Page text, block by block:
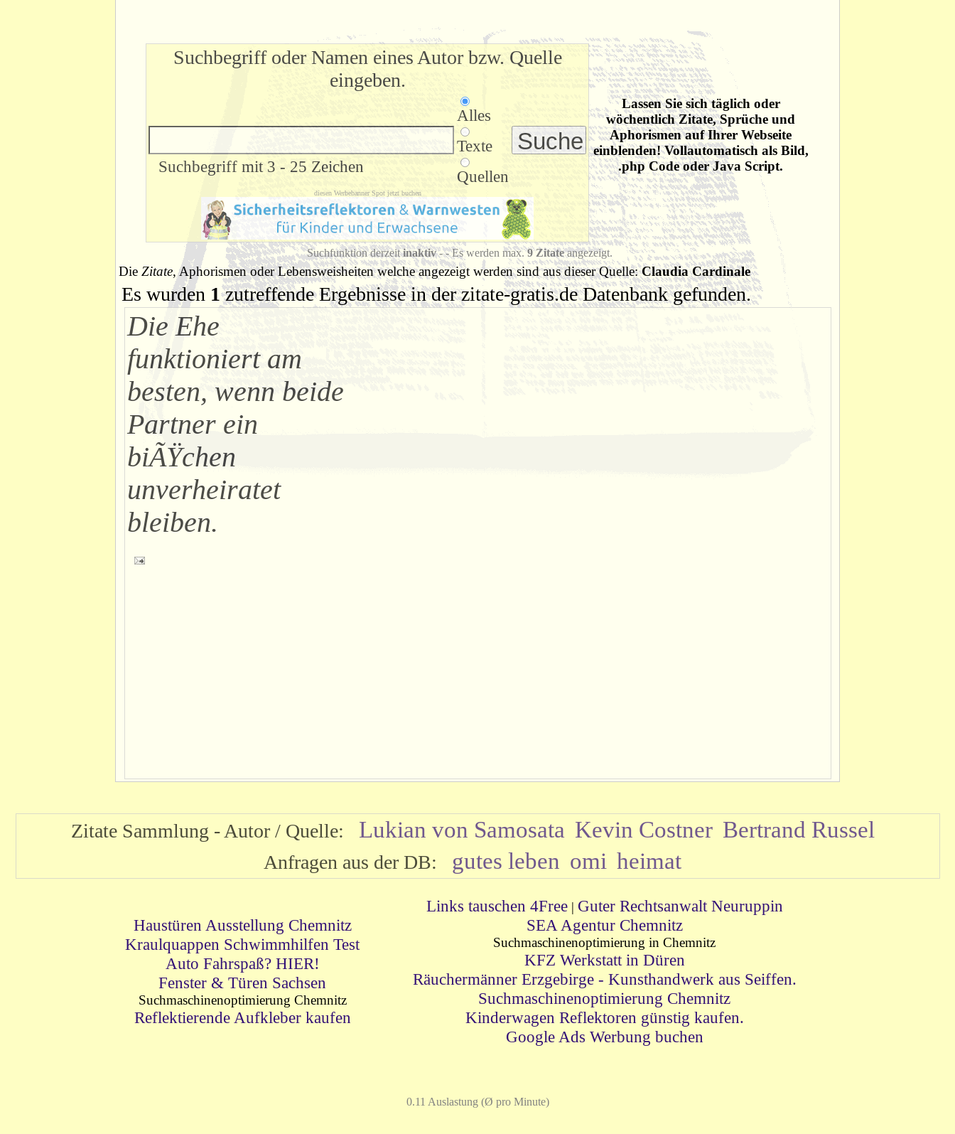
Suchbegriff oder Namen eines Autor bzw. Quelle
eingeben.
Suchbegriff mit 3 - 25 Zeichen
Alles
Texte
Quellen
diesen Werbebanner Spot jetzt buchen
Lassen Sie sich täglich oder
wöchentlich Zitate, Sprüche und
Aphorismen auf Ihrer Webseite
einblenden! Vollautomatisch als Bild,
.php Code oder Java Script.
Suchfunktion derzeitinaktiv- - Es werden max.9 Zitateangezeigt.
Die Zitate, Aphorismen oder Lebensweisheiten welche angezeigt werden sind aus dieser Quelle:Claudia Cardinale
Es wurden 1zutreffende Ergebnisse in der zitate-gratis.de Datenbank gefunden.
Die Ehe
funktioniert am
besten, wenn beide
Partner ein
biÃŸchen
unverheiratet
bleiben.
Zitate Sammlung - Autor / Quelle: Lukian von Samosata Kevin Costner Bertrand Russel
Anfragen aus der DB: gutes leben omi heimat
Haustüren Ausstellung Chemnitz
Kraulquappen Schwimmhilfen Test
Auto Fahrspaß? HIER!
Fenster & Türen Sachsen
Suchmaschinenoptimierung Chemnitz
Reflektierende Aufkleber kaufen
Links tauschen 4Free| Guter Rechtsanwalt Neuruppin
SEA Agentur Chemnitz
Suchmaschinenoptimierung in Chemnitz
KFZ Werkstatt in Düren
Räuchermänner Erzgebirge - Kunsthandwerk aus Seiffen.
Suchmaschinenoptimierung Chemnitz
Kinderwagen Reflektoren günstig kaufen.
Google Ads Werbung buchen
0.11 Auslastung (Ø pro Minute)